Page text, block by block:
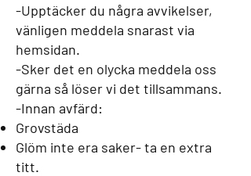
-Upptäcker du några avvikelser,
vänligen meddela snarast via
hemsidan.
-Sker det en olycka meddela oss
gärna så löser vi det tillsammans.
-Innan avfärd:
Grovstäda
Glöm inte era saker- ta en extra
titt.